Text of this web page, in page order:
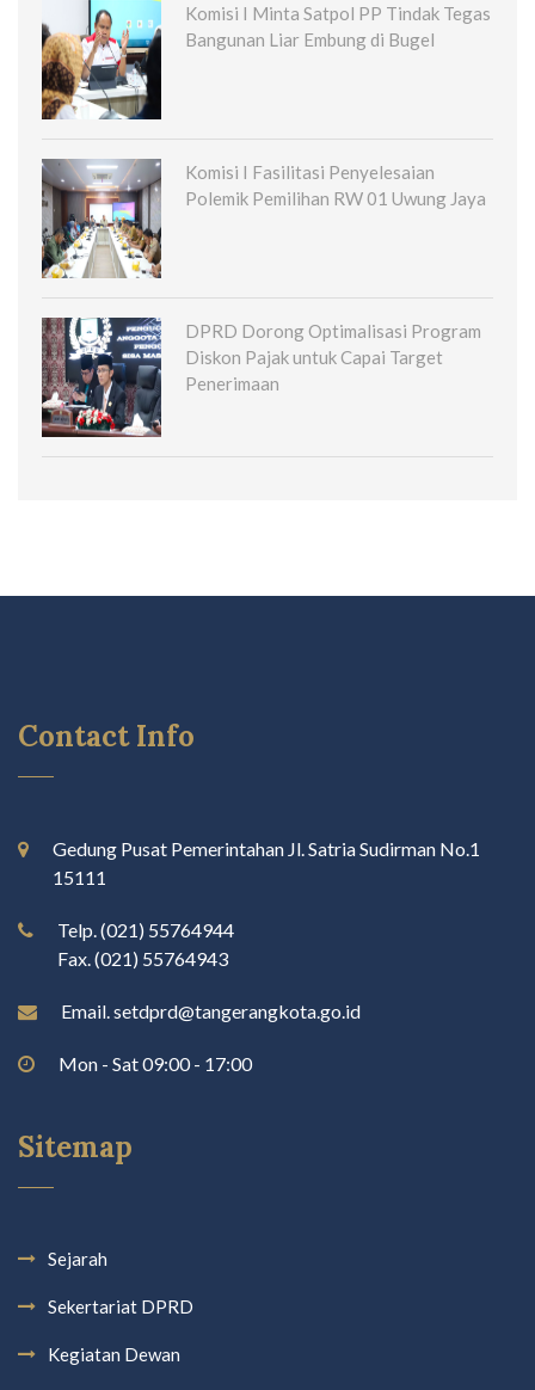
Komisi I Minta Satpol PP Tindak Tegas
Bangunan Liar Embung di Bugel
Komisi I Fasilitasi Penyelesaian
Polemik Pemilihan RW 01 Uwung Jaya
DPRD Dorong Optimalisasi Program
Diskon Pajak untuk Capai Target
Penerimaan
Contact Info
Gedung Pusat Pemerintahan Jl. Satria Sudirman No.1
15111
Telp. (021) 55764944
Fax. (021) 55764943
Email. setdprd@tangerangkota.go.id
Mon - Sat 09:00 - 17:00
Sitemap
Sejarah
Sekertariat DPRD
Kegiatan Dewan